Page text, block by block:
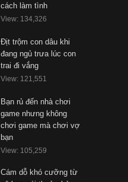
cách làm tình
View: 134,326
Địt trộm con dâu khi
đang ngủ trưa lúc con
trai đi vắng
View: 121,551
Bạn rủ đến nhà chơi
game nhưng không
chơi game mà chơi vợ
bạn
View: 105,259
Cám dỗ khó cưỡng từ